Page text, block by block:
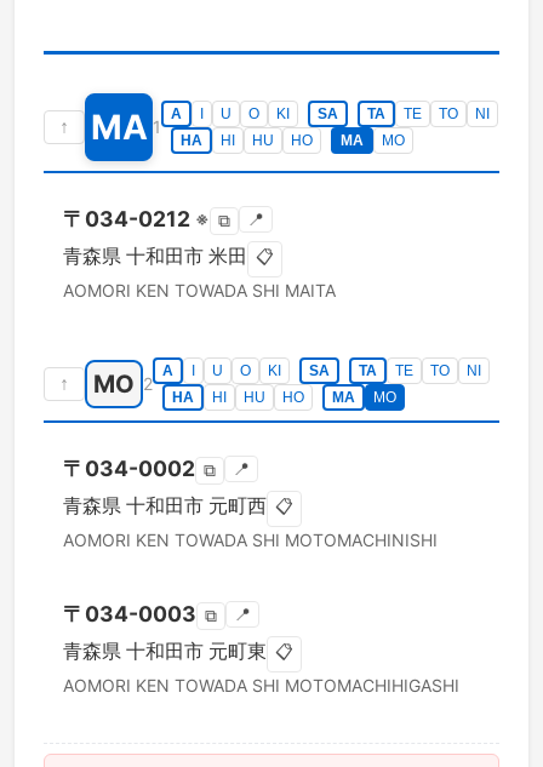
↑ MA 1
A U O KI SA TA TE TO
NI
HA
HI HU HO MA MO
〒 034-0212 ※ ⧉ 📍
青森県 十和田市 米田 📋
AOMORI KEN TOWADA SHI MAITA
↑ MO 2
A U O KI SA TA TE TO
NI
HA
HI HU HO MA MO
〒 034-0002 ⧉ 📍
青森県 十和田市 元町西 📋
AOMORI KEN TOWADA SHI MOTOMACHINISHI
〒 034-0003 ⧉ 📍
青森県 十和田市 元町東 📋
AOMORI KEN TOWADA SHI MOTOMACHIHIGASHI